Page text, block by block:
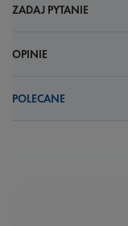
ZADAJ PYTANIE
OPINIE
POLECANE